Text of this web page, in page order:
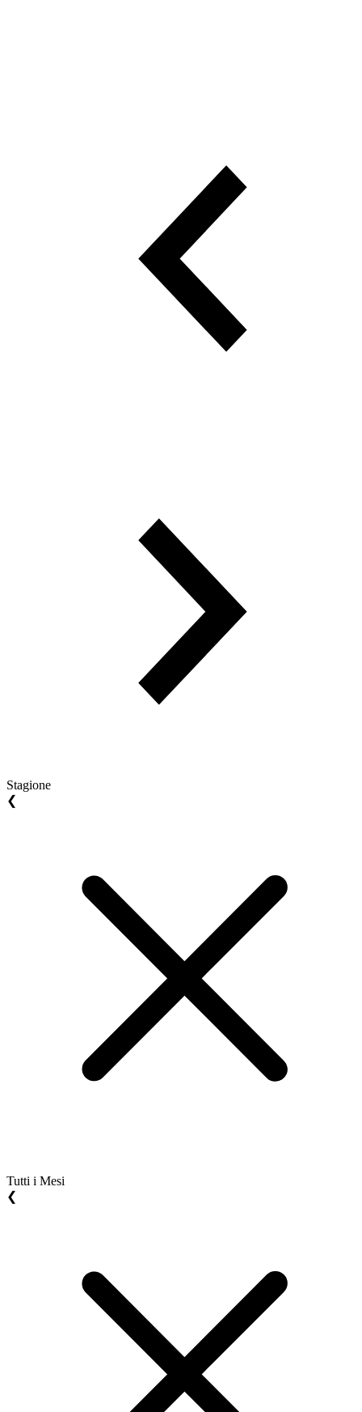
Stagione
❮
Tutti i Mesi
❮